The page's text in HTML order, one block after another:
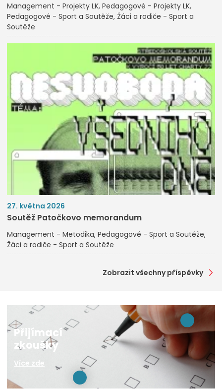
Management - Projekty LK Pedagogové - Projekty LK
Pedagogové - Sport a Soutěže Žáci a rodiče - Sport a
Soutěže
27. května 2026
Soutěž Patočkovo memorandum
Management - Metodika Pedagogové - Sport a Soutěže
Žáci a rodiče - Sport a Soutěže
Zobrazit všechny příspěvky
Přijímací
zkoušky
Více zde